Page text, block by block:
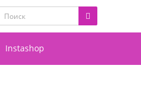
Instashop